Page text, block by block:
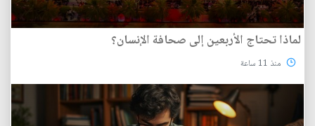
لماذا تحتاج الأربعين إلى صحافة الإنسان؟
منذ 11 ساعة